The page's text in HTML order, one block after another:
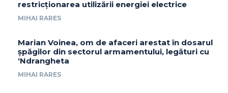
restricționarea utilizării energiei electrice
MIHAI RARES
Marian Voinea, om de afaceri arestat în dosarul
șpăgilor din sectorul armamentului, legături cu
‘Ndrangheta
MIHAI RARES